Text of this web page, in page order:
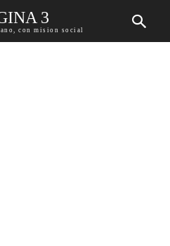
3
con mision social